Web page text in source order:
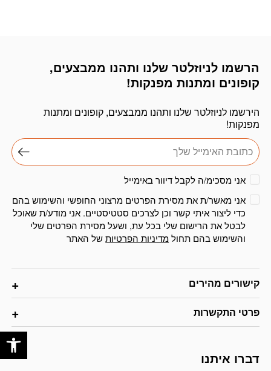
קישורים מהירים
פרטי התקשרות
דברו איתנו
הרשמו לניוזלטר שלנו ותהנו ממבצעים,
קופונים ומתנות מפנקות!
הירשמו לניוזלטר שלנו ותהנו ממבצעים, קופונים ומתנות
מפנקות!
דוא׳׳ל
אני מסכימ/ה לקבל דיוור באימייל
אני מאשר/ת את מסירת הפרטים מרצוני החופשי והשימוש בהם
כדי ליצור איתי קשר וכן לצרכים סטטיסטיים. אני מודע/ת שאוכל
לבטל את הרישום שלי בכל עת, ושעל מסירת הפרטים שלי
והשימוש בהם תחולמדיניות הפרטיותשל האתר